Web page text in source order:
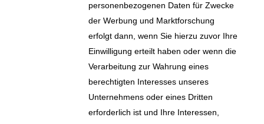
personenbezogenen Daten für Zwecke
der Werbung und Marktforschung
erfolgt dann, wenn Sie hierzu zuvor Ihre
Einwilligung erteilt haben oder wenn die
Verarbeitung zur Wahrung eines
berechtigten Interesses unseres
Unternehmens oder eines Dritten
erforderlich ist und Ihre Interessen,